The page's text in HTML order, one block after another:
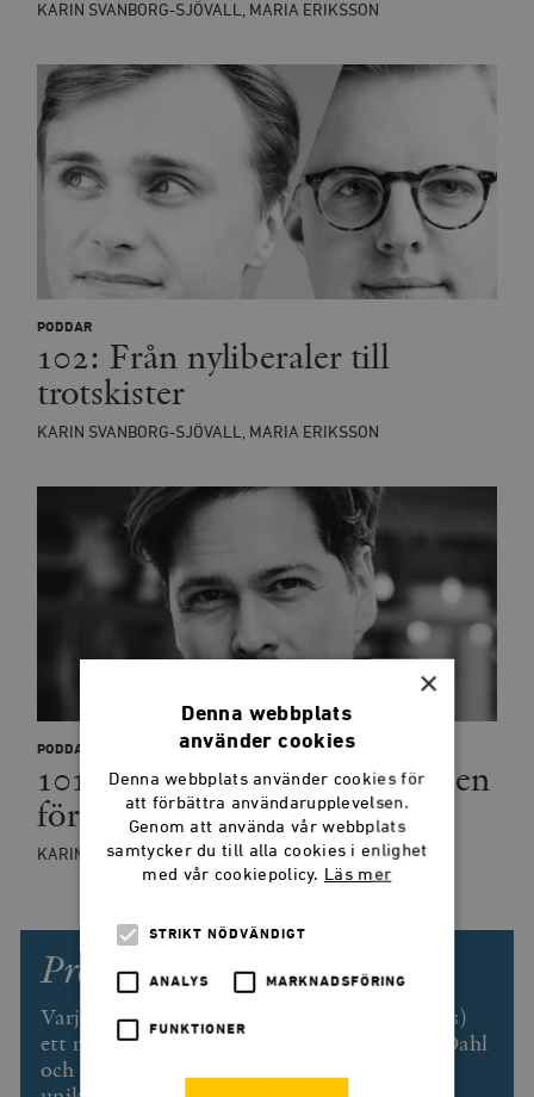
KARIN SVANBORG-SJÖVALL, MARIA ERIKSSON
PODDAR
102: Från nyliberaler till
trotskister
KARIN SVANBORG-SJÖVALL, MARIA ERIKSSON
PODDAR
101: De utnyttjar Coronakrisen
för att sprida desinformation
KARIN SVANBORG-SJÖVALL, MARIA ERIKSSON
Prenumerera på Smedjan!
Varje lördag får du som prenumerant (gratis)
ett nyhetsbrev med exklusiv text av Svend Dahl
och lästips från veckan som gått. Dessutom
×
Denna webbplats
använder cookies
Denna webbplats använder cookies för
att förbättra användarupplevelsen.
Genom att använda vår webbplats
samtycker du till alla cookies i enlighet
med vår cookiepolicy. Läs mer
STRIKT NÖDVÄNDIGT
ANALYS MARKNADSFÖRING
FUNKTIONER